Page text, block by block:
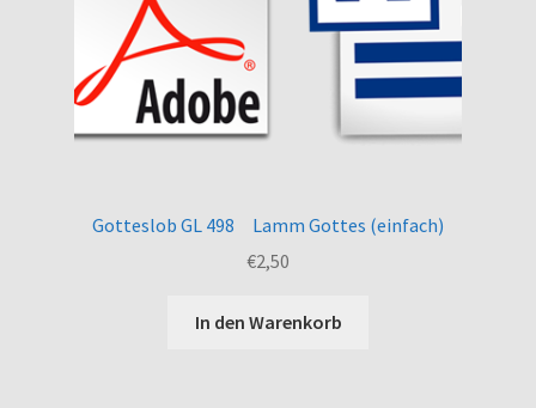
Gotteslob GL 498 Lamm Gottes (einfach)
€2,50
In den Warenkorb